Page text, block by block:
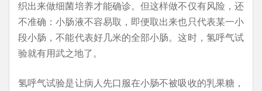
织出来做细菌培养才能确诊。但这样做不仅有风险，还
不准确：小肠液不容易取，即便取出来也只代表某一小
段小肠，不能代表好几米的全部小肠。这时，氢呼气试
验就有用武之地了。
氢呼气试验是让病人先口服在小肠不被吸收的乳果糖，